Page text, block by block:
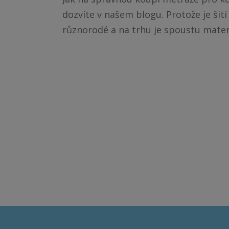
dozvíte v našem blogu. Protože je
různorodé a na trhu je spoustu